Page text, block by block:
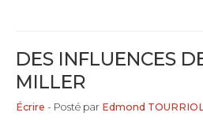
DES INFLUENCES
MILLER
Écrire - Posté par Edmond